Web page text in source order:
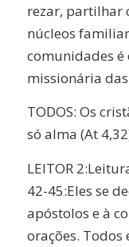
rezar, partilhar
núcleos
comunidades é
missionária
TODOS: Os
só alma (At
LEITOR
42-45:Eles se
apóstolos e à
orações. Todos